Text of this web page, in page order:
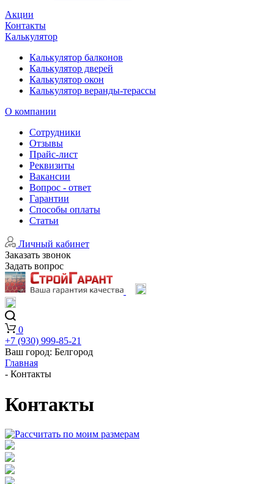
Акции
Контакты
Калькулятор
Калькулятор балконов
Калькулятор дверей
Калькулятор окон
Калькулятор веранды-терассы
О компании
Сотрудники
Отзывы
Прайс-лист
Реквизиты
Вакансии
Вопрос - ответ
Гарантии
Способы оплаты
Статьи
Личный кабинет
Заказать звонок
Задать вопрос
0
+7 (930) 999-85-21
Ваш город: Белгород
Главная
- Контакты
Контакты